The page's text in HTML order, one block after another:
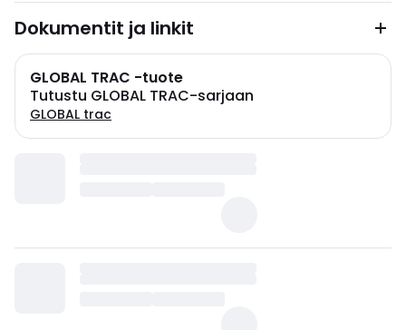
Dokumentit ja linkit
GLOBAL TRAC -tuote
Tutustu GLOBAL TRAC-sarjaan
GLOBAL trac